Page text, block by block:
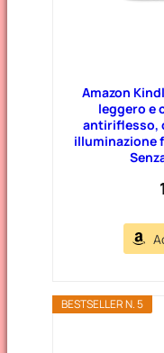
Amazon
leggero e
antiriflesso,
illuminazione
BESTSELLER N. 5